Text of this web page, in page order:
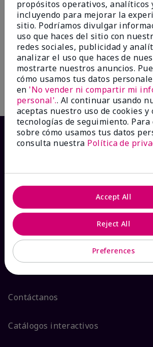
Bella Belara® Eau de Parfum
$46.00
Añadir a la bolsa
Thinking
Parfum
$40.00
¿CÓMO PODEMOS AYUDAR?
Recibe e-mails
Ver estado del pedido
Contáctanos
Catálogos interactivos
propósitos operativos, analíticos
incluyendo para mejorar la
sitio. Podríamos divulgar
uso que haces del sitio con
redes sociales, publicidad y
analizar el uso que haces de
mostrarte nuestros anuncios.
cómo usamos tus datos
en 'No vender ni compartir mi
personal'.. Al continuar usando
aceptas nuestro uso de cookies y
tecnologías de seguimiento. Para
sobre cómo usamos tus datos
consulta nuestra Política de
Preferences
Reject All
Accept All